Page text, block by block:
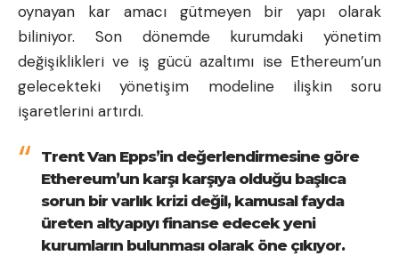
oynayan kar amacı gütmeyen bir yapı olarak
biliniyor. Son dönemde kurumdaki yönetim
değişiklikleri ve iş gücü azaltımı ise Ethereum’un
gelecekteki yönetişim modeline ilişkin soru
işaretlerini artırdı.
Trent Van Epps’in değerlendirmesine göre
Ethereum’un karşı karşıya olduğu başlıca
sorun bir varlık krizi değil, kamusal fayda
üreten altyapıyı finanse edecek yeni
kurumların bulunması olarak öne çıkıyor.